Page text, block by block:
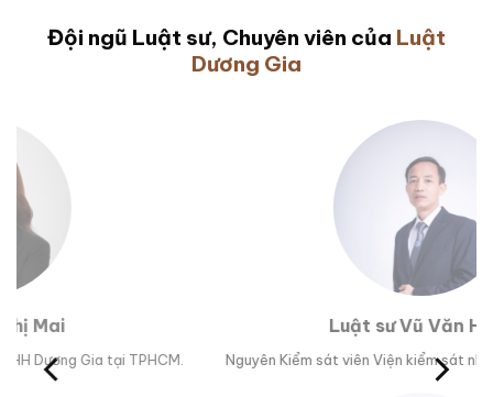
Đội ngũ Luật sư, Chuyên viên của Luật
Dương Gia
Luật sư Vũ Văn Huân
Nguyên Kiểm sát viên Viện kiểm sát nhân dân tỉnh Phú Yên.